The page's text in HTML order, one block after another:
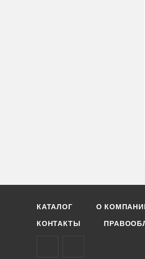
КАТАЛОГ О
КОНТАКТЫ